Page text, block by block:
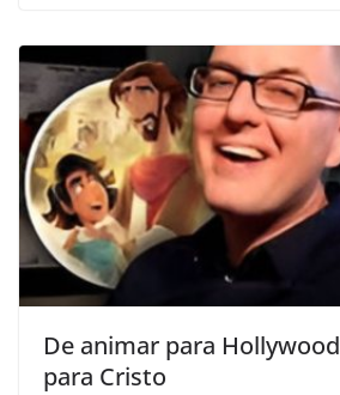
De animar para
para Cristo